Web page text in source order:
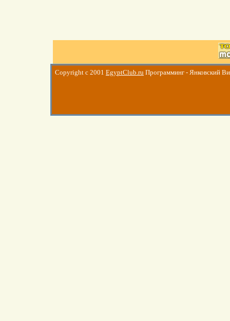
Copyright c 2001 EgyptClub.ru Программинг - Янковский